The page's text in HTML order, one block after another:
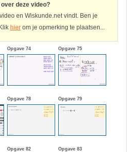
deze video?
en Wiskunde.net vindt. Ben je
hier om je opmerking te plaatsen...
Opgave 74 Opgave 75
Opgave 78 Opgave 79
Opgave 82 Opgave 83
verbanden
met formules
exponenten
afgeleide functie